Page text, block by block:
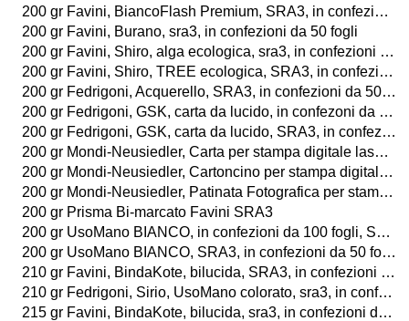
200 gr Favini, BiancoFlash Premium, SRA3, in confezioni da 100 fogli o da 25 buste
200 gr Favini, Burano, sra3, in confezioni da 50 fogli
200 gr Favini, Shiro, alga ecologica, sra3, in confezioni da 50 fogli
200 gr Favini, Shiro, TREE ecologica, SRA3, in confezioni da 50 fogli
200 gr Fedrigoni, Acquerello, SRA3, in confezioni da 50 fogli
200 gr Fedrigoni, GSK, carta da lucido, in confezoni da 30 fogli, sra3
200 gr Fedrigoni, GSK, carta da lucido, SRA3, in confezioni da 50 fogli
200 gr Mondi-Neusiedler, Carta per stampa digitale laser a colori, BIANCO e AVORIO, sra3, in confezioni da 250 fogli
200 gr Mondi-Neusiedler, Cartoncino per stampa digitale laser a colori, BIANCO, SRA3, in confezioni da 250 fogli
200 gr Mondi-Neusiedler, Patinata Fotografica per stampa digitale laser a colori, LUCIDA o OPACA, SRA3, in confezioni da 250 fogli
200 gr Prisma Bi-marcato Favini SRA3
200 gr UsoMano BIANCO, in confezioni da 100 fogli, SRA3
200 gr UsoMano BIANCO, SRA3, in confezioni da 50 fogli
210 gr Favini, BindaKote, bilucida, SRA3, in confezioni da 50 fogli
210 gr Fedrigoni, Sirio, UsoMano colorato, sra3, in confezioni da 50 fogli
215 gr Favini, BindaKote, bilucida, sra3, in confezioni da 50 fogli